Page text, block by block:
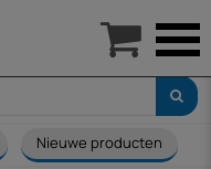
Nieuwe producten
